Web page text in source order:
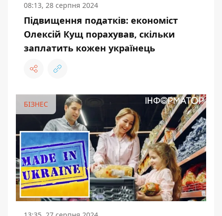
08:13, 28 серпня 2024
Підвищення податків: економіст
Олексій Кущ порахував, скільки
заплатить кожен українець
БІЗНЕС